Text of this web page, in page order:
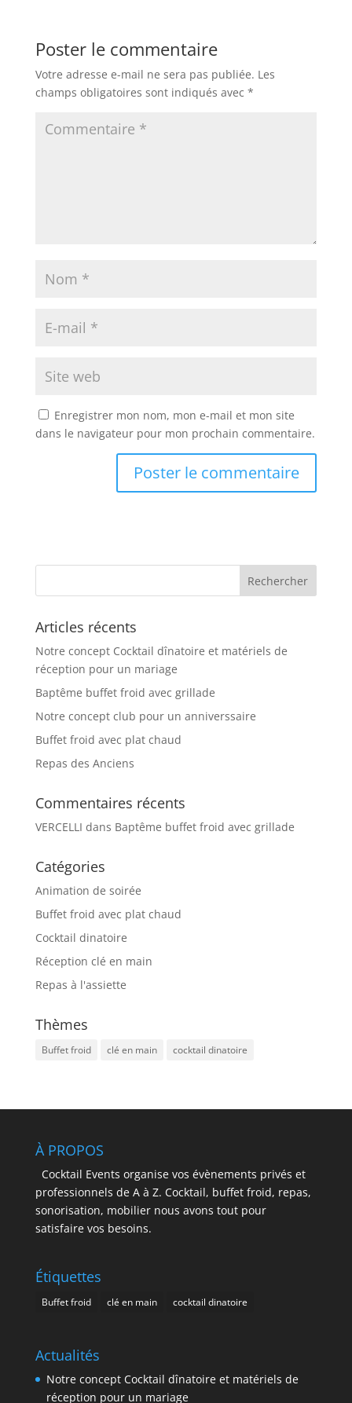
Poster le commentaire
Votre adresse e-mail ne sera pas publiée. Les
champs obligatoires sont indiqués avec *
Enregistrer mon nom, mon e-mail et mon site
dans le navigateur pour mon prochain commentaire.
Articles récents
Notre concept Cocktail dînatoire et matériels de
réception pour un mariage
Baptême buffet froid avec grillade
Notre concept club pour un anniverssaire
Buffet froid avec plat chaud
Repas des Anciens
Commentaires récents
VERCELLI dans Baptême buffet froid avec grillade
Catégories
Animation de soirée
Buffet froid avec plat chaud
Cocktail dinatoire
Réception clé en main
Repas à l'assiette
Thèmes
Buffet froid clé en main cocktail dinatoire
À PROPOS
Cocktail Events organise vos évènements privés et
professionnels de A à Z. Cocktail, buffet froid, repas,
sonorisation, mobilier nous avons tout pour
satisfaire vos besoins.
Étiquettes
Buffet froid clé en main cocktail dinatoire
Actualités
Notre concept Cocktail dînatoire et matériels de
réception pour un mariage